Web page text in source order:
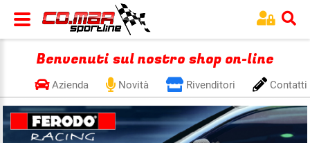
Benvenuti sul nostro shop on-line
Azienda Novità Rivenditori Contatti